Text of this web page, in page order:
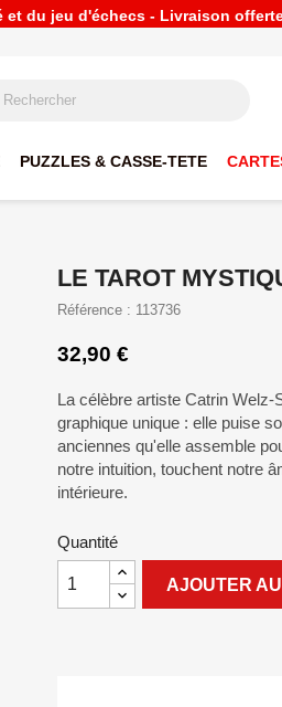
du jeu d'échecs - Livraison
PUZZLES & CASSE-TETE
LE TAROT
Référence : 113736
32,90 €
La célèbre artiste Catrin
graphique unique : elle puise
anciennes qu'elle assemble
notre intuition, touchent notre
intérieure.
Quantité
AJOUTER